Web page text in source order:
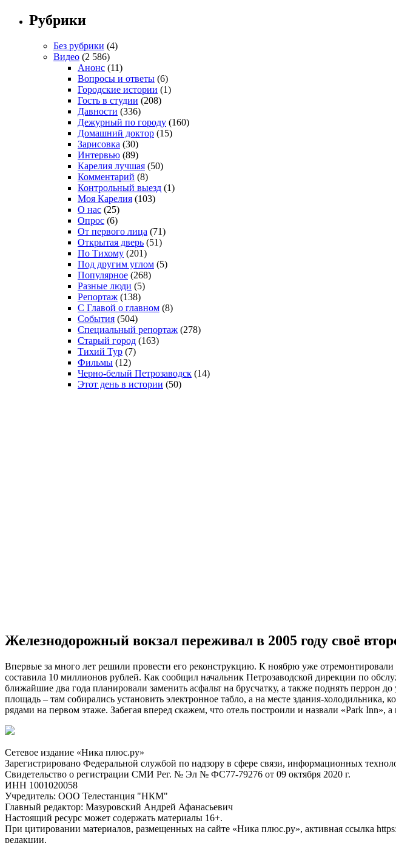
Рубрики
Без рубрики (4)
Видео (2 586)
Анонс (11)
Вопросы и ответы (6)
Городские истории (1)
Гость в студии (208)
Давности (336)
Дежурный по городу (160)
Домашний доктор (15)
Зарисовка (30)
Интервью (89)
Карелия лучшая (50)
Комментарий (8)
Контрольный выезд (1)
Моя Карелия (103)
О нас (25)
Опрос (6)
От первого лица (71)
Открытая дверь (51)
По Тихому (201)
Под другим углом (5)
Популярное (268)
Разные люди (5)
Репортаж (138)
С Главой о главном (8)
События (504)
Специальный репортаж (278)
Старый город (163)
Тихий Тур (7)
Фильмы (12)
Черно-белый Петрозаводск (14)
Этот день в истории (50)
Железнодорожный вокзал переживал в 2005 году своё
Впервые за много лет решили провести его реконструкцию. К ноябрю уже
составила 10 миллионов рублей. Как сообщил начальник Петрозаводской дирекции по
ближайшие два года планировали заменить асфальт на брусчатку, а также поднять перрон
площадь – там собирались установить электронное табло, а на месте здания-
рядами на первом этаже. Забегая вперед скажем, что отель построили и назвали «Park Inn»,
Сетевое издание «Ника плюс.ру»
Зарегистрировано Федеральной службой по надзору в сфере связи, информационных
Свидетельство о регистрации СМИ Рег. № Эл № ФС77-79276 от 09 октября 2020 г.
ИНН 1001020058
Учредитель: ООО Телестанция "НКМ"
Главный редактор: Мазуровский Андрей Афанасьевич
Настоящий ресурс может содержать материалы 16+.
При цитировании материалов, размещенных на сайте «Ника плюс.ру», активная ссылка
редакции.